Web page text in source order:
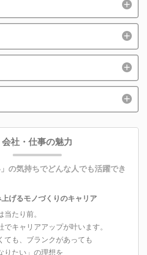
会社・仕事の魅力
」の気持ちでどんな人でも活躍でき
げるモノづくりのキャリア
たり前。
でキャリアアップが叶います。
ても、ブランクがあっても
りたい」の理想を